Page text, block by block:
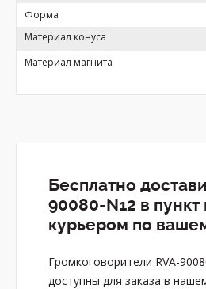
Форма
Материал конуса
Материал магнита
Бесплатно
90080-N12 в
курьером по
Громкоговорители RVA-
доступны для заказа в